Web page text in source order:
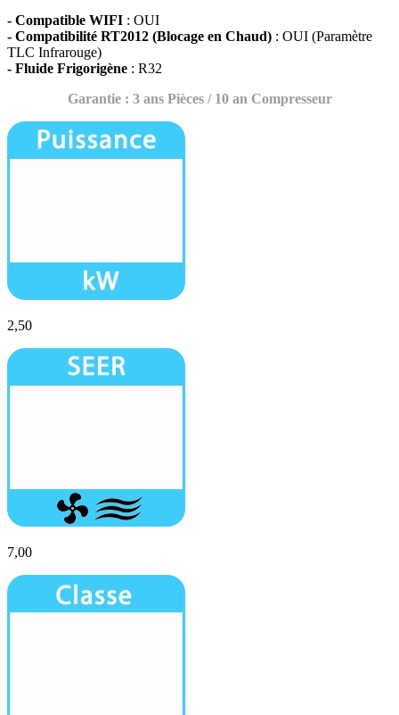
- Compatible WIFI : OUI
- Compatibilité RT2012 (Blocage en Chaud) : OUI (Paramètre
TLC Infrarouge)
- Fluide Frigorigène : R32
Garantie : 3 ans Pièces / 10 an Compresseur
2,50
7,00